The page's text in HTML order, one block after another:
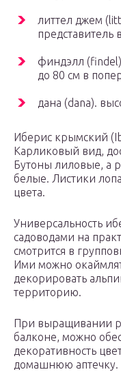
литтел джем
представитель
финдэлл
до 80 см в
дана (dana).
Иберис крымский
Карликовый вид,
Бутоны лиловые, а
белые. Листики
цвета.
Универсальность
садоводами на
смотрится в
Ими можно
декорировать
территорию.
При выращивании
балконе, можно
декоративность
домашнюю аптечку.